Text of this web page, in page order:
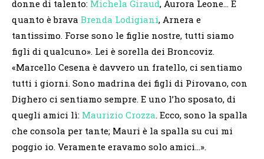
donne di talento: Michela Giraud, Aurora Leone… E
quanto è brava Brenda Lodigiani, Arnera e
tantissimo. Forse sono le figlie nostre, tutti siamo
figli di qualcuno». Lei è sorella dei Broncoviz.
«Marcello Cesena è davvero un fratello, ci sentiamo
tutti i giorni. Sono madrina dei figli di Pirovano, con
Dighero ci sentiamo sempre. E uno l’ho sposato, di
quegli amici lì: Maurizio Crozza. Ecco, sono la spalla
che consola per tante; Mauri è la spalla su cui mi
poggio io. Veramente eravamo solo amici…».